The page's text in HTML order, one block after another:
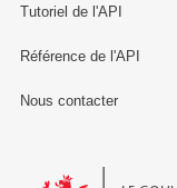
Tutoriel de l'API
Référence de l'API
Nous contacter
Le Gouvernement